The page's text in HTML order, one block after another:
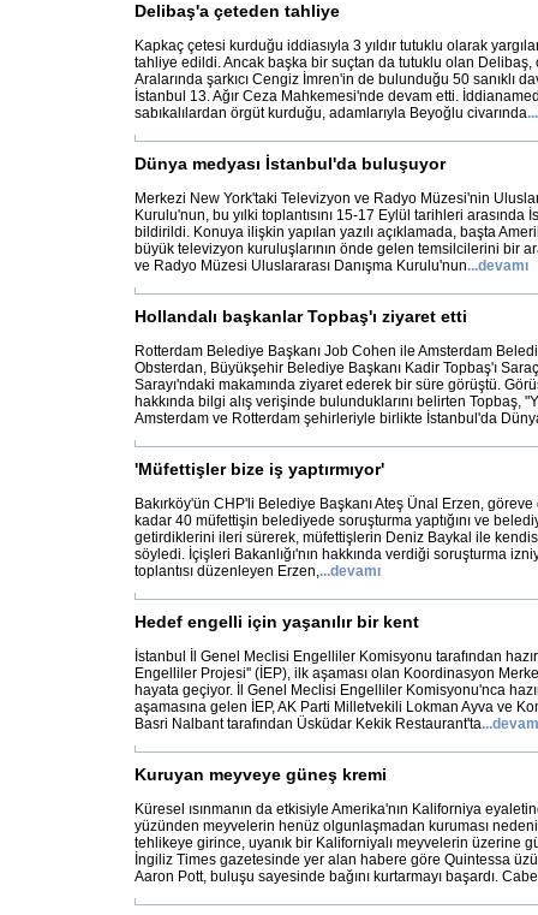
Delibaş'a çeteden tahliye
Kapkaç çetesi kurduğu iddiasıyla 3 yıldır tutuklu olarak
tahliye edildi. Ancak başka bir suçtan da tutuklu olan Delibaş,
Aralarında şarkıcı Cengiz İmren'in de bulunduğu 50 sanıklı
İstanbul 13. Ağır Ceza Mahkemesi'nde devam etti.
sabıkalılardan örgüt kurduğu, adamlarıyla Beyoğlu civarında...
Dünya medyası İstanbul'da buluşuyor
Merkezi New York'taki Televizyon ve Radyo Müzesi'nin
Kurulu'nun, bu yılki toplantısını 15-17 Eylül tarihleri arasında
bildirildi. Konuya ilişkin yapılan yazılı açıklamada, başta
büyük televizyon kuruluşlarının önde gelen temsilcilerini bir
ve Radyo Müzesi Uluslararası Danışma Kurulu'nun...devamı
Hollandalı başkanlar Topbaş'ı ziyaret etti
Rotterdam Belediye Başkanı Job Cohen ile Amsterdam
Obsterdan, Büyükşehir Belediye Başkanı Kadir Topbaş'ı
Sarayı'ndaki makamında ziyaret ederek bir süre görüştü.
hakkında bilgi alış verişinde bulunduklarını belirten Topbaş,
Amsterdam ve Rotterdam şehirleriyle birlikte İstanbul'da
'Müfettişler bize iş yaptırmıyor'
Bakırköy'ün CHP'li Belediye Başkanı Ateş Ünal Erzen,
kadar 40 müfettişin belediyede soruşturma yaptığını ve
getirdiklerini ileri sürerek, müfettişlerin Deniz Baykal ile
söyledi. İçişleri Bakanlığı'nın hakkında verdiği soruşturma
toplantısı düzenleyen Erzen,...devamı
Hedef engelli için yaşanılır bir kent
İstanbul İl Genel Meclisi Engelliler Komisyonu tarafından
Engelliler Projesi'' (İEP), ilk aşaması olan Koordinasyon
hayata geçiyor. İl Genel Meclisi Engelliler Komisyonu'nca
aşamasına gelen İEP, AK Parti Milletvekili Lokman Ayva ve
Basri Nalbant tarafından Üsküdar Kekik Restaurant'ta...
Kuruyan meyveye güneş kremi
Küresel ısınmanın da etkisiyle Amerika'nın Kaliforniya
yüzünden meyvelerin henüz olgunlaşmadan kuruması
tehlikeye girince, uyanık bir Kaliforniyalı meyvelerin üzerine
İngiliz Times gazetesinde yer alan habere göre Quintessa
Aaron Pott, buluşu sayesinde bağını kurtarmayı başardı.